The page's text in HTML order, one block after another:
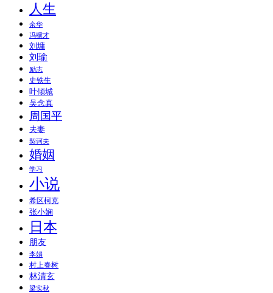
人生
余华
冯骥才
刘墉
刘瑜
励志
史铁生
叶倾城
吴念真
周国平
夫妻
契诃夫
婚姻
学习
小说
希区柯克
张小娴
日本
朋友
李娟
村上春树
林清玄
梁实秋